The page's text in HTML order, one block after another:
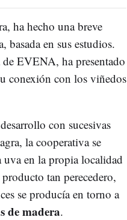
ha hecho una breve
basada en sus estudios.
EVENA, ha presentado
conexión con los viñedos
con sucesivas
la cooperativa se
en la propia localidad
tan perecedero,
se producía en torno a
de madera.